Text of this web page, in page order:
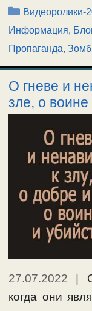
Рубрики
Видеоролики-
Информация,
Пропаганда,
О гневе и
зле, о воине
27.07.2022
когда они